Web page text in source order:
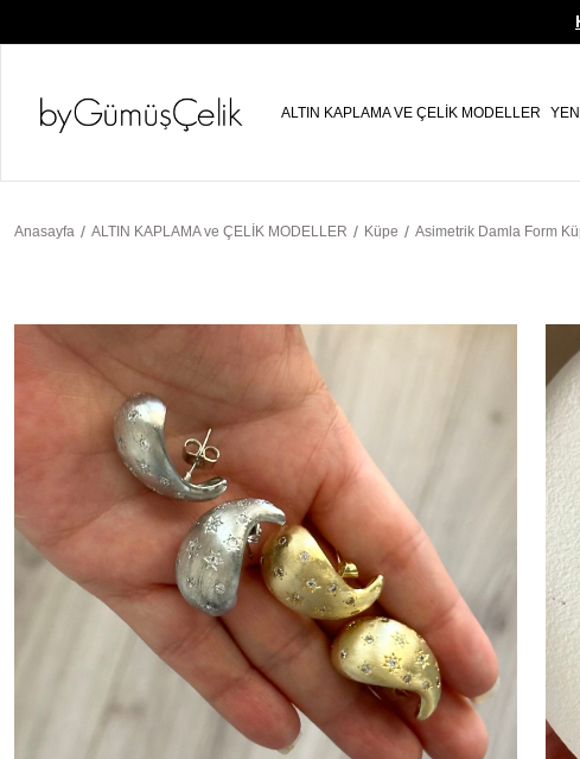
ALTIN KAPLAMA VE ÇELİK MODELLER
Anasayfa ALTIN KAPLAMA ve ÇELİK MODELLER Küpe Asimetrik Damla Form